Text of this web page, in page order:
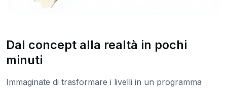
Dal concept alla realtà in pochi
minuti
Immaginate di trasformare i livelli in un programma